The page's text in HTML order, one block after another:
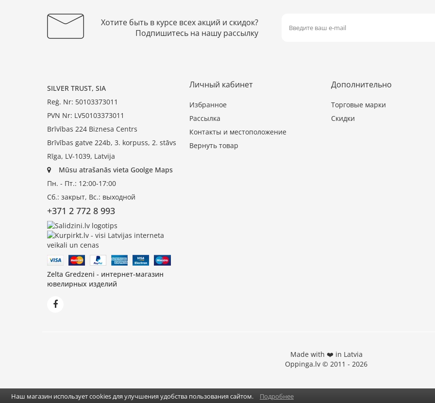
Хотите быть в курсе всех акций и скидок?
Подпишитесь на нашу рассылку
SILVER TRUST, SIA
Reģ. Nr: 50103373011
PVN Nr: LV50103373011
Brīvības 224 Biznesa Centrs
Brīvības gatve 224b, 3. korpuss, 2. stāvs
Rīga, LV-1039, Latvija
Mūsu atrašanās vieta Goolge Maps
Пн. - Пт.: 12:00-17:00
Сб.: закрыт, Вс.: выходной
+371 2 772 8 993
Zelta Gredzeni - интернет-магазин
ювелирных изделий
Личный кабинет
Избранное
Рассылка
Контакты и местоположение
Вернуть товар
Дополнительно
Торговые марки
Скидки
Made with ❤️ in Latvia
Oppinga.lv © 2011 - 2026
Наш магазин использует cookies для улучшения удобства пользования сайтом. Подробнее